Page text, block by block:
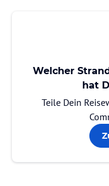
Welcher
hat
Teile Dein